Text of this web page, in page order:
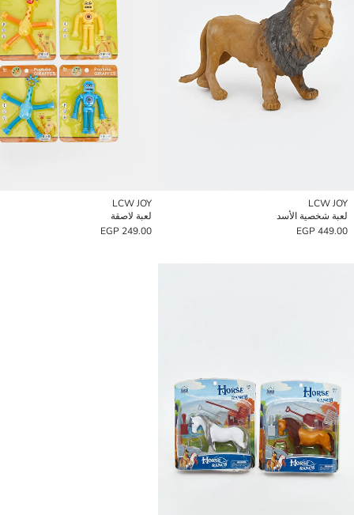
LCW JOY
لعبة شخصية الأسد
449.00 EGP
LCW JOY
لعبة لاصقة
249.00 EGP